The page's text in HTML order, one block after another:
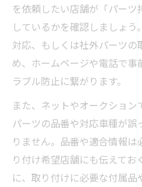
を依頼したい店舗が「パー
しているかを確認しましょ
対応、もしくは社外パーツの
め、ホームページや電話で
ラブル防止に繋がります。
また、ネットやオークション
パーツの品番や対応車種が誤
りません。品番や適合情報
り付け希望店舗にも伝えてお
に、取り付けに必要な付属